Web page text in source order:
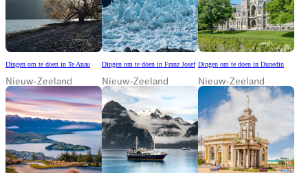
Dingen om te doen in Te Anau
Nieuw-Zeeland
Dingen om te doen in Franz Josef
Nieuw-Zeeland
Dingen om te doen in Dunedin
Nieuw-Zeeland